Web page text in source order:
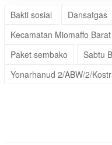
Bakti sosial Dansatgas
Kecamatan Miomaffo Barat
Paket sembako
Sabtu
Yonarhanud 2/ABW/2/